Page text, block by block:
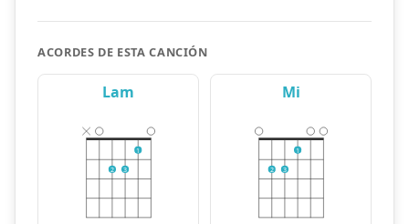
ACORDES DE ESTA CANCIÓN
Lam
2 3
1
Mi
2 3
1